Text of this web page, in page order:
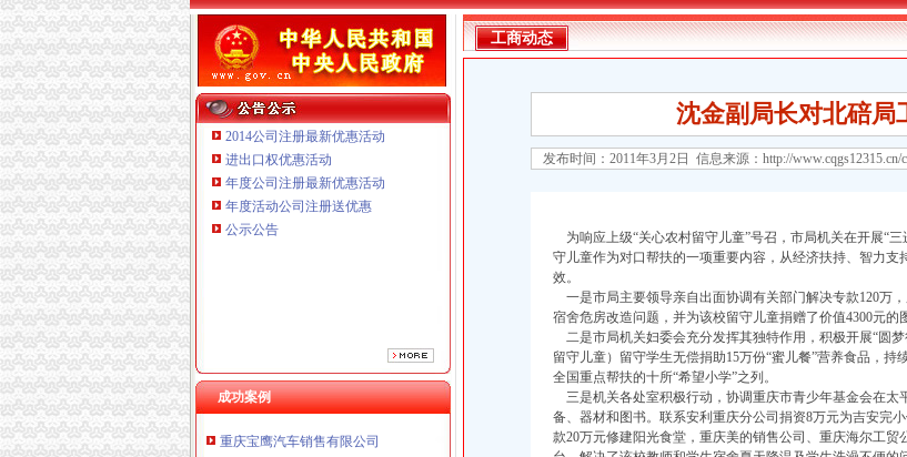
本站导航
2014公司注册最新优惠活动
进出口权优惠活动
年度公司注册最新优惠活动
年度活动公司注册送优惠
公示公告
成功案例
重庆鸽牌电线电缆有限公司 渝北10010万 (进出口权)
重庆傲志众达投资咨询有限责任公司 渝九1000万 （增资）
重庆臣夫商贸有限公司 （执照专让）
重庆奕欣锦诚商贸有限公司 渝九50万 （工商注册）
重庆信同广告有限公司 渝沙50万 （工商注册）
重庆三虹房地产营销策划有限公司
重庆宝鹰汽车销售有限公司
重庆鸽牌电线电缆有限公司 渝北10010万 (进出口权)
工商动态
沈金副局长对北碚局
发布时间：2011年3月2日 信息来源： http://www.cqgs12315.cn/
为响应上级“关心农村留守儿童”号召，市局机关在开展“
守儿童作为对口帮扶的一项重要内容，从经济扶持、智力
效。
一是市局主要领导亲自出面协调有关部门解决专款120万
宿舍危房改造问题，并为该校留守儿童捐赠了价值4300元的
二是市局机关妇委会充分发挥其独特作用，积极开展“圆
留守儿童）留守学生无偿捐助15万份“蜜儿餐”营养食品，
全国重点帮扶的十所“希望小学”之列。
三是机关各处室积极行动，协调重庆市青少年基金会在太
备、器材和图书。联系安利重庆分公司捐资8万元为吉安完
款20万元修建阳光食堂，重庆美的销售公司、重庆海尔工